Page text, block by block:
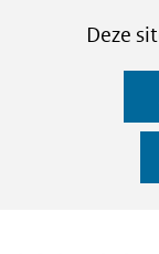
CookiesDeze